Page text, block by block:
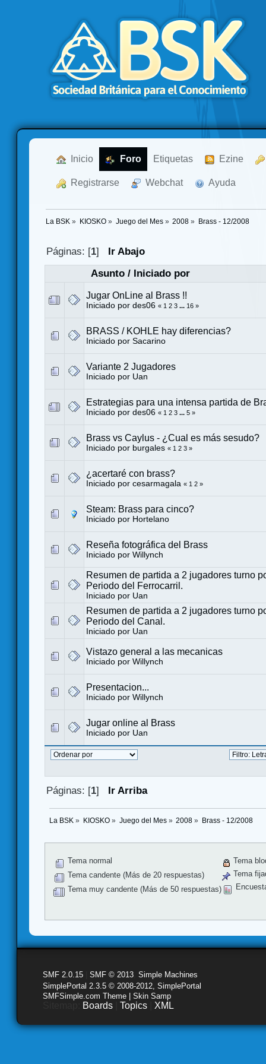
Inicio Foro Etiquetas Ezine
Registrarse Webchat Ayuda
La BSK » KIOSKO» Juego del Mes» 2008 » Brass - 12/2008
Páginas: [1]
Ir Abajo
Asunto/ Iniciado por
Jugar OnLine al Brass !!
Iniciado por des06 « 1 2 3 ... 16 »
BRASS / KOHLE hay diferencias?
Iniciado por Sacarino
Variante 2 Jugadores
Iniciado por Uan
Estrategias para una intensa partida de
Iniciado por des06 « 1 2 3 ... 5 »
Brass vs Caylus - ¿Cual es más sesudo?
Iniciado por burgales « 1 2 3 »
¿acertaré con brass?
Iniciado por cesarmagala « 1 2 »
Steam: Brass para cinco?
Iniciado por Hortelano
Reseña fotográfica del Brass
Iniciado por Willynch
Resumen de partida a 2 jugadores turno
Periodo del Ferrocarril.
Iniciado por Uan
Resumen de partida a 2 jugadores turno
Periodo del Canal.
Iniciado por Uan
Vistazo general a las mecanicas
Iniciado por Willynch
Presentacion...
Iniciado por Willynch
Jugar online al Brass
Iniciado por Uan
Páginas: [1] Ir Arriba
La BSK » KIOSKO» Juego del Mes» 2008 » Brass - 12/2008
Tema normal
Tema candente (Más de 20 respuestas)
Tema muy candente (Más de 50 respuestas)
Tema
Tema
SMF 2.0.15 SMF © 2013 Simple Machines
SimplePortal 2.3.5 © 2008-2012, SimplePortal
SMFSimple.com Theme | Skin Samp
Boards Topics XML